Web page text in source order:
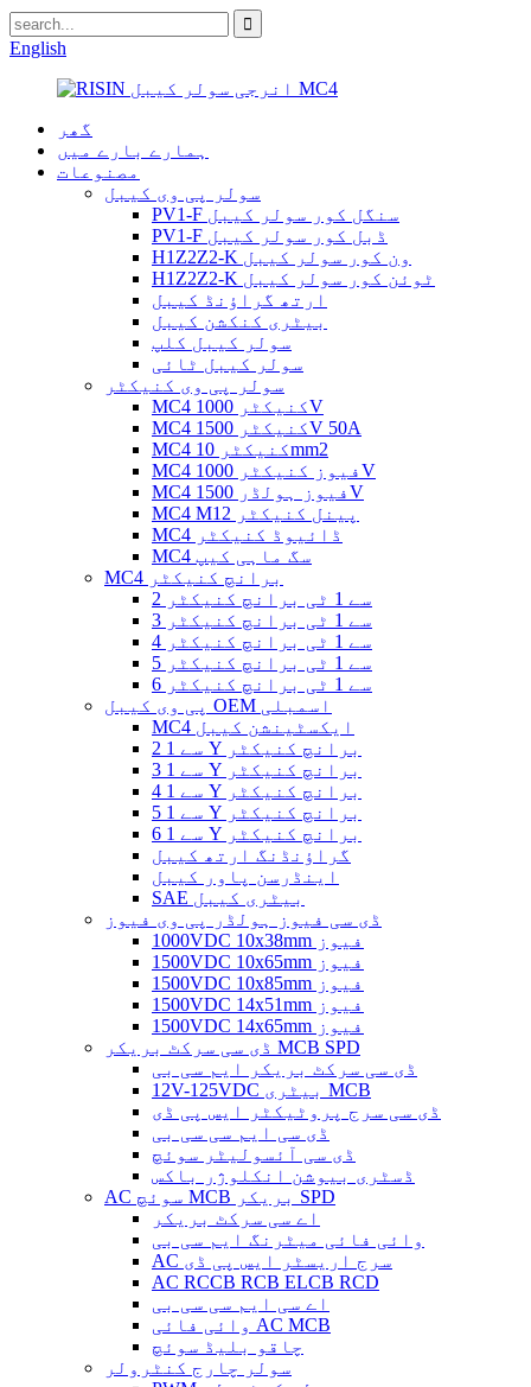
English
گھر
ہمارے بارے میں
مصنوعات
سولر پی وی کیبل
PV1-F سنگل کور سولر کیبل
PV1-F ڈبل کور سولر کیبل
H1Z2Z2-K ون کور سولر کیبل
H1Z2Z2-K ٹوئن کور سولر کیبل
ارتھ گراؤنڈ کیبل
بیٹری کنکشن کیبل
سولر کیبل کلپ
سولر کیبل ٹائی
سولر پی وی کنیکٹر
MC4 کنیکٹر 1000V
MC4 کنیکٹر 1500V 50A
MC4 کنیکٹر 10mm2
MC4 فیوز کنیکٹر 1000V
MC4 فیوز ہولڈر 1500V
MC4 M12 پینل کنیکٹر
MC4 ڈائیوڈ کنیکٹر
MC4 سگ ماہی کیپ
MC4 برانچ کنیکٹر
2 سے 1 ٹی برانچ کنیکٹر
3 سے 1 ٹی برانچ کنیکٹر
4 سے 1 ٹی برانچ کنیکٹر
5 سے 1 ٹی برانچ کنیکٹر
6 سے 1 ٹی برانچ کنیکٹر
پی وی کیبل OEM اسمبلی
MC4 ایکسٹینشن کیبل
2 سے 1 Y برانچ کنیکٹر
3 سے 1 Y برانچ کنیکٹر
4 سے 1 Y برانچ کنیکٹر
5 سے 1 Y برانچ کنیکٹر
6 سے 1 Y برانچ کنیکٹر
گراؤنڈنگ ارتھ کیبل
اینڈرسن پاور کیبل
SAE بیٹری کیبل
ڈی سی فیوز ہولڈر پی وی فیوز
1000VDC 10x38mm فیوز
1500VDC 10x65mm فیوز
1500VDC 10x85mm فیوز
1500VDC 14x51mm فیوز
1500VDC 14x65mm فیوز
ڈی سی سرکٹ بریکر MCB SPD
ڈی سی سرکٹ بریکر ایم سی بی
12V-125VDC بیٹری MCB
ڈی سی سرج پروٹیکٹر ایس پی ڈی
ڈی سی ایم سی سی بی
ڈی سی آئسولیٹر سوئچ
ڈسٹری بیوشن انکلوژر باکس
AC سوئچ MCB بریکر SPD
اے سی سرکٹ بریکر
وائی ​​فائی میٹرنگ ایم سی بی
AC سرج اریسٹر ایس پی ڈی
AC RCCB RCB ELCB RCD
اے سی ایم سی سی بی
وائی ​​فائی AC MCB
چاقو بلیڈ سوئچ
سولر چارج کنٹرولر